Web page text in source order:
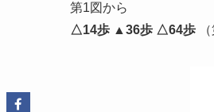
第1図から
△14歩 ▲36歩 △64歩